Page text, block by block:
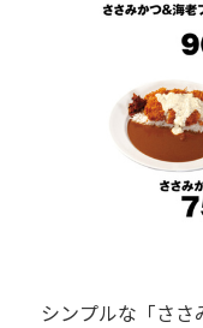
シンプルな「ささ